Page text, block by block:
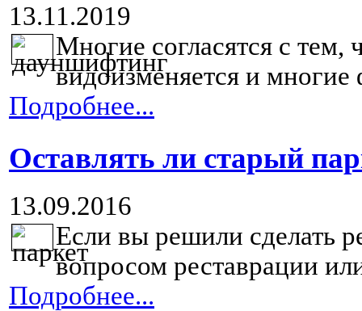
13.11.2019
Многие согласятся с тем,
видоизменяется и
Подробнее...
Оставлять ли старый
13.09.2016
Если вы решили сделать
вопросом реставрации
Подробнее...